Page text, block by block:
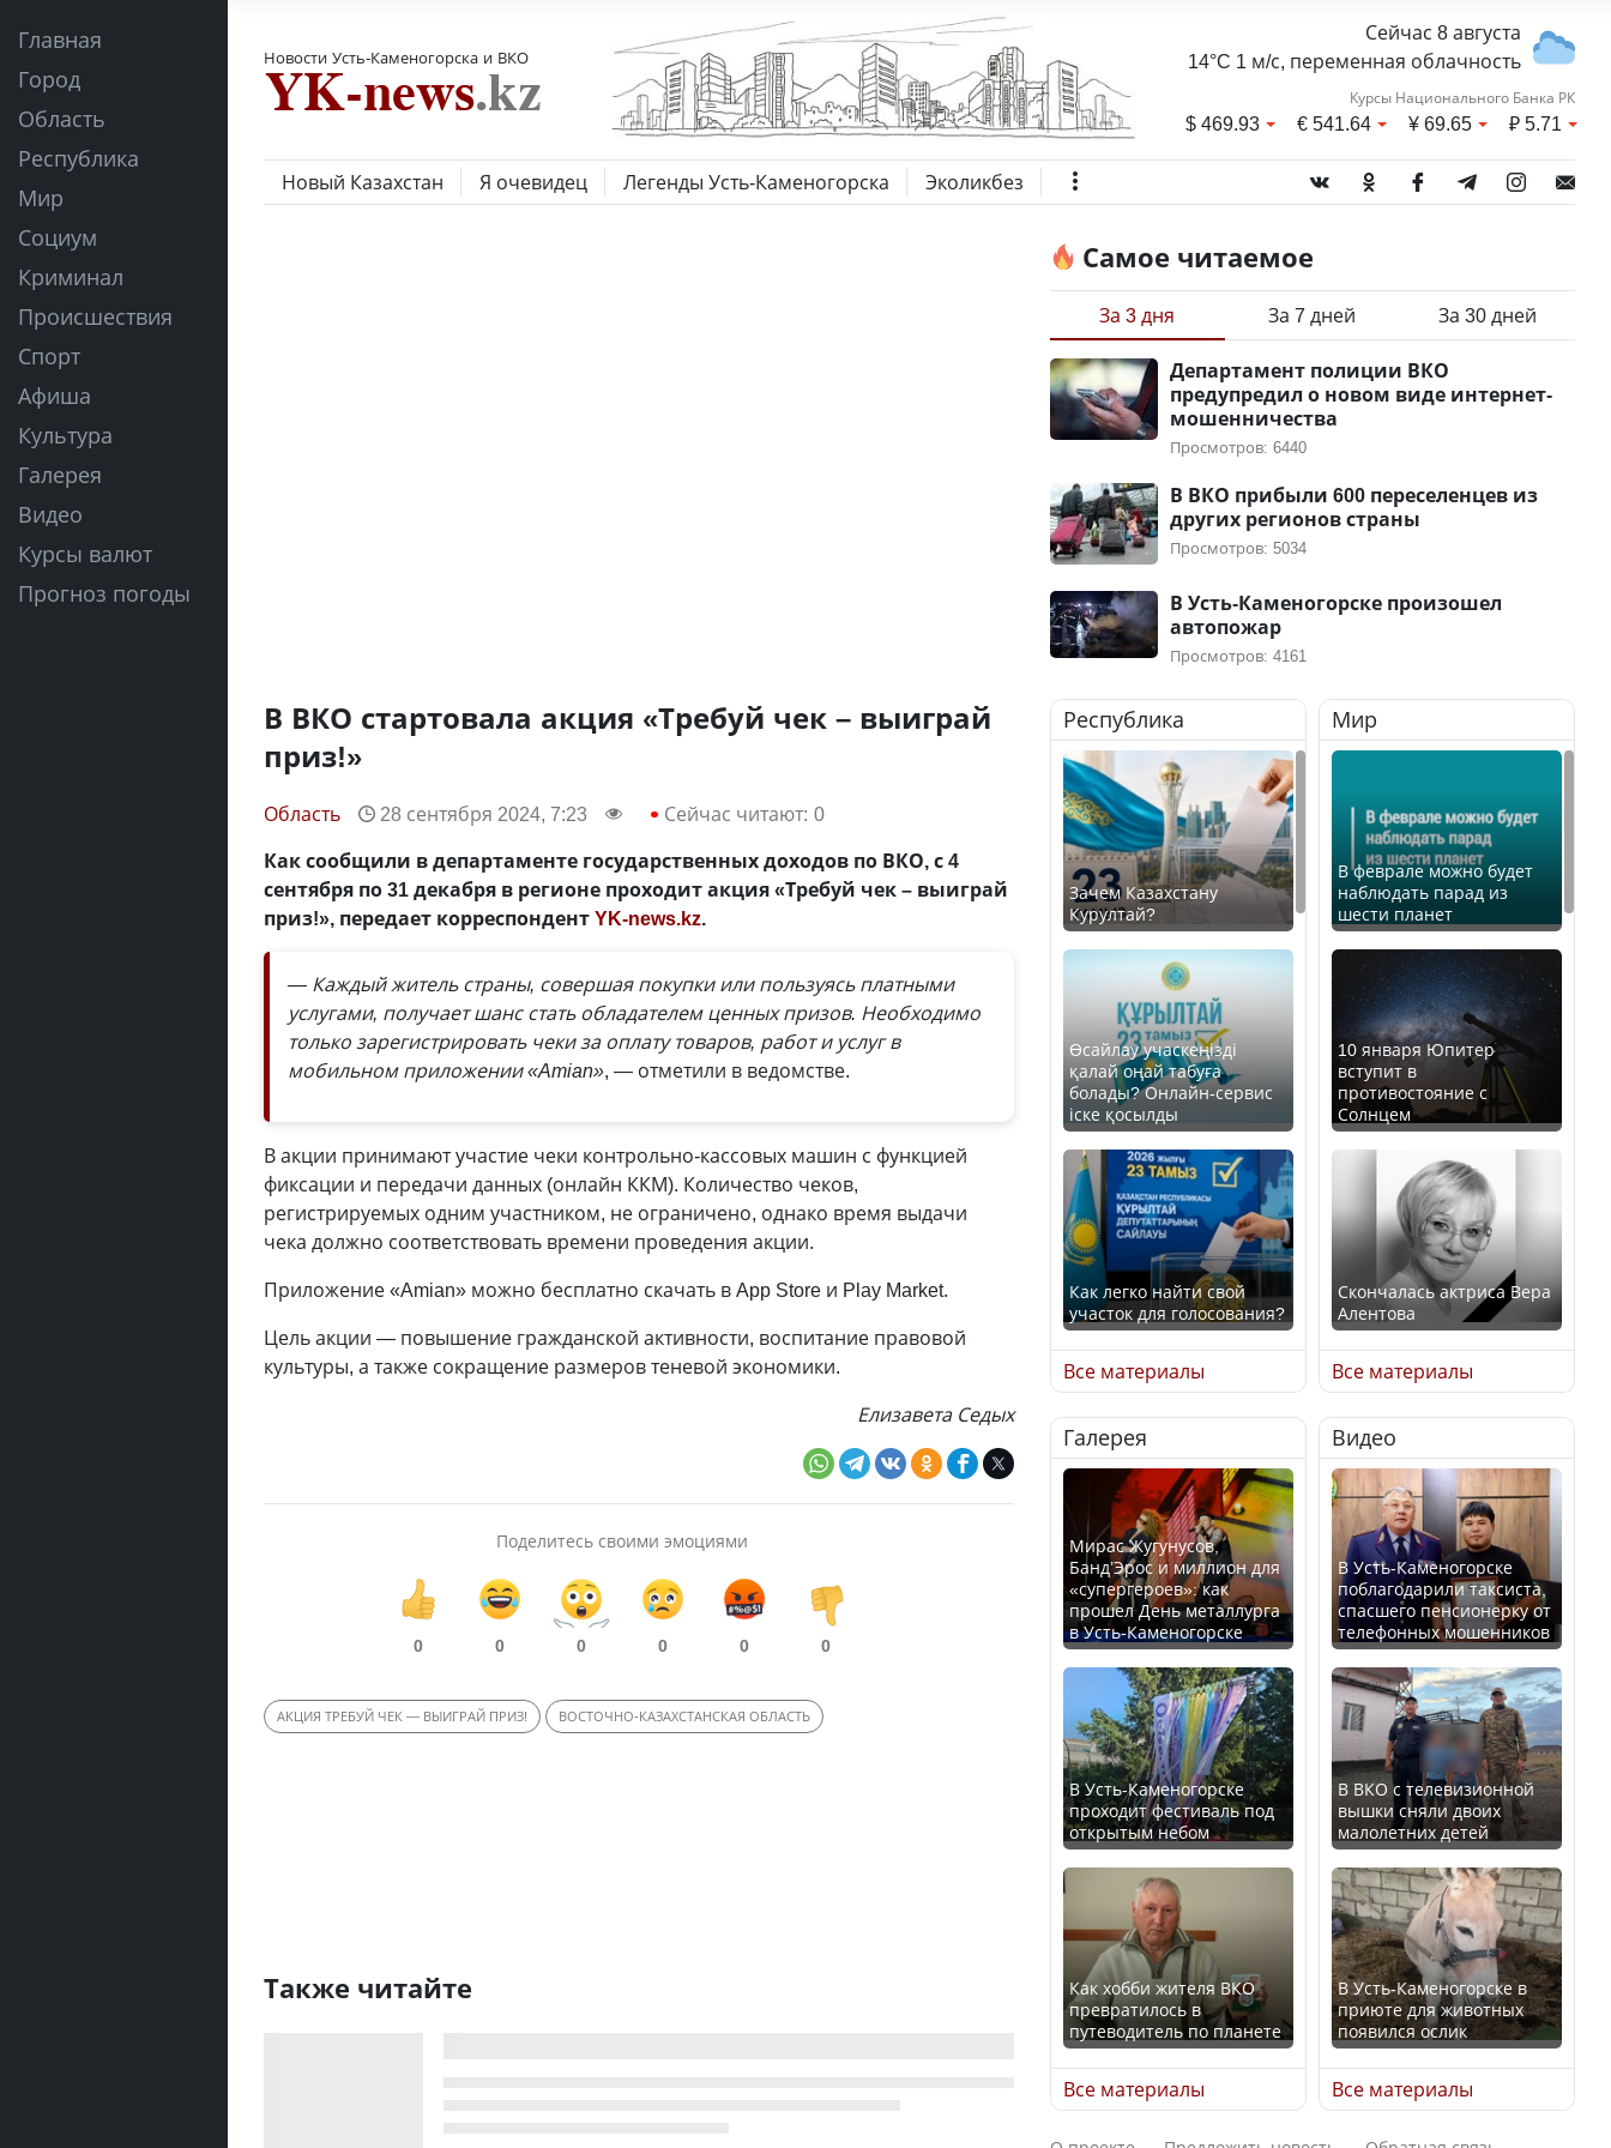
Главная
Город
Область
Республика
Мир
Социум
Криминал
Происшествия
Спорт
Афиша
Культура
Галерея
Видео
Курсы валют
Прогноз погоды
Новости Усть-Каменогорска и ВКО
Сейчас 8 августа
14°C 1 м/с, переменная облачность
Курсы Национального Банка РК
$469.93 €541.64 ¥69.65 ₽5.71
Новый Казахстан Я очевидец Легенды Усть-Каменогорска Эколикбез
В ВКО стартовала акция «Требуй чек – выиграй
приз!»
Область 28 сентября 2024, 7:23 Сейчас читают: 0
Как сообщили в департаменте государственных доходов по ВКО, с 4
сентября по 31 декабря в регионе проходит акция «Требуй чек – выиграй
приз!», передает корреспондентYK-news.kz.
— Каждый житель страны, совершая покупки или пользуясь платными
услугами, получает шанс стать обладателем ценных призов. Необходимо
только зарегистрировать чеки за оплату товаров, работ и услуг в
мобильном приложении «Amian», — отметили в ведомстве.
В акции принимают участие чеки контрольно-кассовых машин с функцией
фиксации и передачи данных (онлайн ККМ). Количество чеков,
регистрируемых одним участником, не ограничено, однако время выдачи
чека должно соответствовать времени проведения акции.
Приложение «Amian» можно бесплатно скачать в App Store и Play Market.
Цель акции — повышение гражданской активности, воспитание правовой
культуры, а также сокращение размеров теневой экономики.
Елизавета Седых
Поделитесь своими эмоциями
0 0 0 0 0 0
АКЦИЯ ТРЕБУЙ ЧЕК — ВЫИГРАЙ ПРИЗ! ВОСТОЧНО-КАЗАХСТАНСКАЯ ОБЛАСТЬ
Также читайте
Самое читаемое
За 3 дня За 7 дней За 30 дней
Департамент полиции ВКО
предупредил о новом виде интернет-
мошенничества
Просмотров: 6440
В ВКО прибыли 600 переселенцев из
других регионов страны
Просмотров: 5034
В Усть-Каменогорске произошел
автопожар
Просмотров: 4161
Республика
Зачем Казахстану
Курултай?
Өсайлау учаскеңізді
қалай оңай табуға
болады? Онлайн-сервис
іске қосылды
Как легко найти свой
участок для голосования?
Минтруда назвало
отрасли с самыми
высокими зарплатными
предложениями
Искусственный интеллект
официально включили в
школьную программу
Казахстана
В Казахстане стало
проще получить
направления на
медицинские
обследования
Қазақстан Орталық Азия
елдері арасында әл-ауқат
индексінде көш бастады
Все материалы
Мир
В феврале можно будет
наблюдать парад из
шести планет
10 января Юпитер
вступит в
противостояние с
Солнцем
Скончалась актриса Вера
Алентова
В РФ вынесен заочный
приговор по уголовному
делу об убийстве Игоря
Талькова
В России введены
дополнительные
ограничения для
казахстанских прав
Трамп официально
вступил в должность
президента США
Луну признали объектом
культурного наследия,
находящегося под
угрозой исчезновения
Все материалы
Галерея
Мирас Жугунусов,
Банд’Эрос и миллион для
«супергероев»: как
прошел День металлурга
в Усть-Каменогорске
В Усть-Каменогорске
проходит фестиваль под
открытым небом
Как хобби жителя ВКО
превратилось в
путеводитель по планете
Все материалы
Видео
В Усть-Каменогорске
поблагодарили таксиста,
спасшего пенсионерку от
телефонных мошенников
В ВКО с телевизионной
вышки сняли двоих
малолетних детей
В Усть-Каменогорске в
приюте для животных
появился ослик
Все материалы